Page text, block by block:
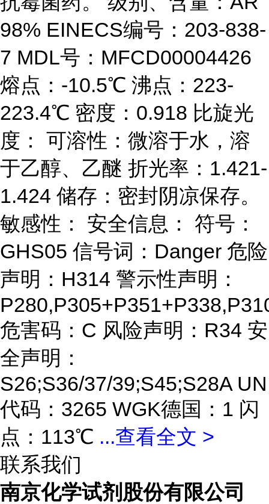
98% EINECS编号：203-838-
7 MDL号：MFCD00004426
熔点：-10.5℃ 沸点：223-
223.4℃ 密度：0.918 比旋光
度： 可溶性：微溶于水，溶
于乙醇、乙醚 折光率：1.421-
1.424 储存：密封阴凉保存。
敏感性： 安全信息： 符号：
GHS05 信号词：Danger 危险
声明：H314 警示性声明：
危害码：C 风险声明：R34 安
全声明：
S26;S36/37/39;S45;S28A UN
代码：3265 WGK德国：1 闪
点：113℃ ...查看全文 >
联系我们
南京化学试剂股份有限公司